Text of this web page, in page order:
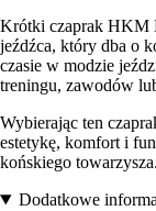
Krótki czaprak HKM
jeźdźca, który dba o
czasie w modzie
treningu, zawodów
Wybierając ten
estetykę, komfort i
końskiego towarzysza.
Dodatkowe